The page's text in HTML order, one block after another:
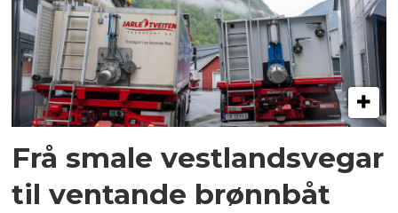
Frå smale vestlandsvegar
til ventande brønnbåt